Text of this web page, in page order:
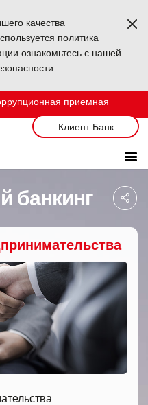
качества
политика
ознакомьтесь с нашей
приемная
Клиент Банк
банкинг